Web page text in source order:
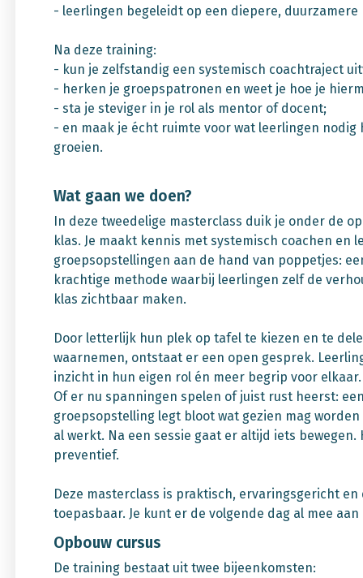
- leerlingen begeleidt op een diepere, duurzamere
Na deze training:
- kun je zelfstandig een systemisch coachtraject
- herken je groepspatronen en weet je hoe je
- sta je steviger in je rol als mentor of docent;
- en maak je écht ruimte voor wat leerlingen nodig
groeien.
Wat gaan we doen?
In deze tweedelige masterclass duik je onder de
klas. Je maakt kennis met systemisch coachen en
groepsopstellingen aan de hand van poppetjes:
krachtige methode waarbij leerlingen zelf de
klas zichtbaar maken.
Door letterlijk hun plek op tafel te kiezen en te
waarnemen, ontstaat er een open gesprek.
inzicht in hun eigen rol én meer begrip voor elkaar.
Of er nu spanningen spelen of juist rust heerst:
groepsopstelling legt bloot wat gezien mag
al werkt. Na een sessie gaat er altijd iets bewegen.
preventief.
Deze masterclass is praktisch, ervaringsgericht en
toepasbaar. Je kunt er de volgende dag al mee aan
Opbouw cursus
De training bestaat uit twee bijeenkomsten: